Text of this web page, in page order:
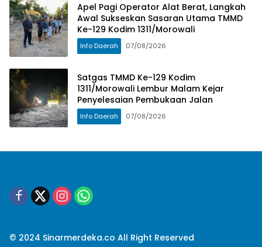
Apel Pagi Operator Alat Berat, Langkah
Awal Sukseskan Sasaran Utama TMMD
Ke-129 Kodim 1311/Morowali
Info Daerah 07/08/2026
Satgas TMMD Ke-129 Kodim
1311/Morowali Lembur Malam Kejar
Penyelesaian Pembukaan Jalan
Info Daerah 07/08/2026
© 2024 Sinarmerdeka.co All Right Reserved